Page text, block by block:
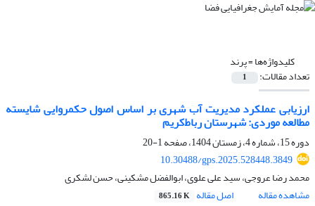
کلیدواژه‌ها =پرند
تعداد مقالات: 1
ارزیابی عملکرد مدیریت آب شهری بر اساس اصول حکمروایی شایسته
مطالعه موردی: شهرستان رباط‌کریم
دوره 15، شماره 4، زمستان 1404، صفحه
1-20
10.30488/gps.2025.528448.3849
محمد رضا عروجی، سید علی علوی، ابوالفضل مشکینی، حسن لشکری
مشاهده مقاله
اصل مقاله 865.16 K